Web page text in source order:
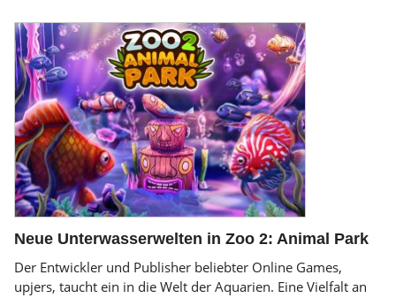
Neue Unterwasserwelten in Zoo 2: Animal Park
Der Entwickler und Publisher beliebter Online Games,
upjers, taucht ein in die Welt der Aquarien. Eine Vielfalt an